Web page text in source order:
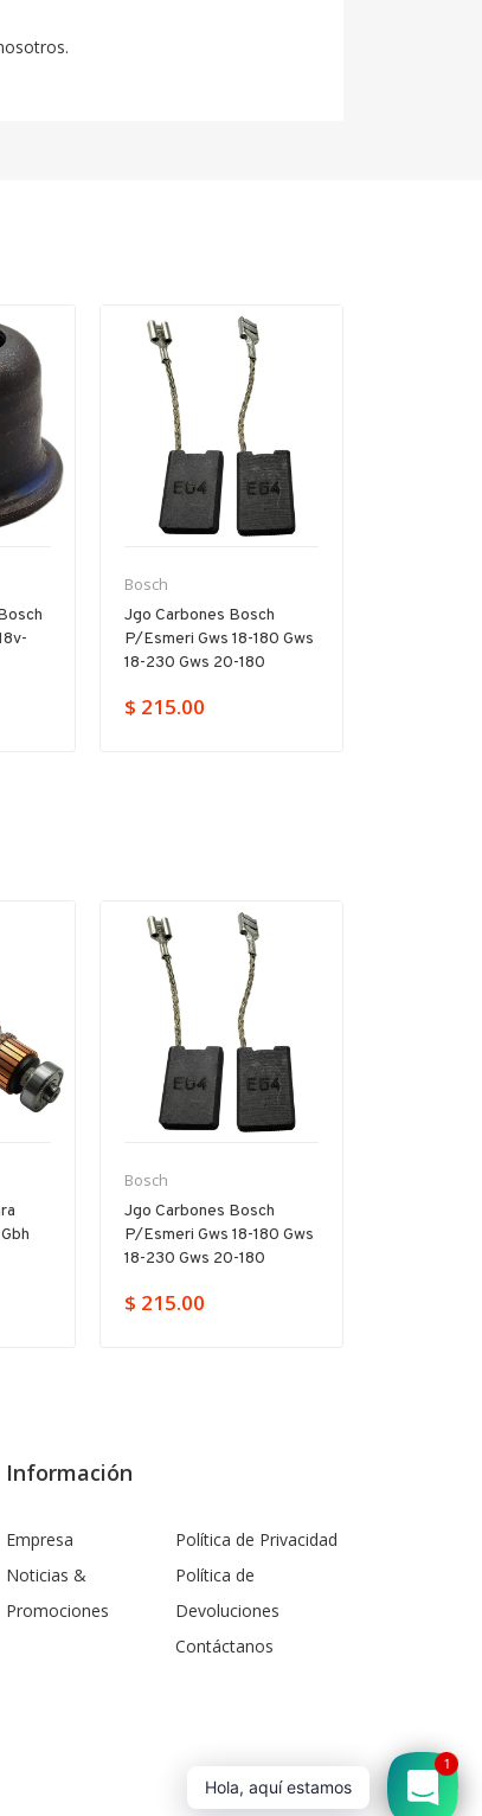
Bosch
Jgo Carbones Bosch
P/esmeri Gws 18-180 Gws
18-230 Gws 20-180
$ 215.00
Bosch
Jgo Carbones Bosch
P/esmeri Gws 18-180 Gws
18-230 Gws 20-180
$ 215.00
Información
Empresa
Noticias &
Promociones
Política de Privacidad
Política de
Devoluciones
Contáctanos
Hola, aquí estamos